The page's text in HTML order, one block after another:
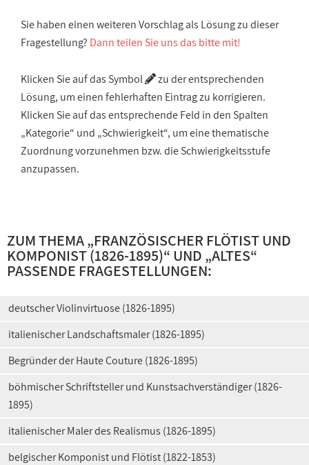
Sie haben einen weiteren Vorschlag als Lösung zu dieser
Fragestellung? Dann teilen Sie uns das bitte mit!
Klicken Sie auf das Symbol
zu der entsprechenden
Lösung, um einen fehlerhaften Eintrag zu korrigieren.
Klicken Sie auf das entsprechende Feld in den Spalten
„Kategorie“ und „Schwierigkeit“, um eine thematische
Zuordnung vorzunehmen bzw. die Schwierigkeitsstufe
anzupassen.
ZUM THEMA „FRANZÖSISCHER FLÖTIST UND
KOMPONIST (1826-1895)“ UND „ALTES“
PASSENDE FRAGESTELLUNGEN:
deutscher Violinvirtuose (1826-1895)
italienischer Landschaftsmaler (1826-1895)
Begründer der Haute Couture (1826-1895)
böhmischer Schriftsteller und Kunstsachverständiger (1826-
1895)
italienischer Maler des Realismus (1826-1895)
belgischer Komponist und Flötist (1822-1853)